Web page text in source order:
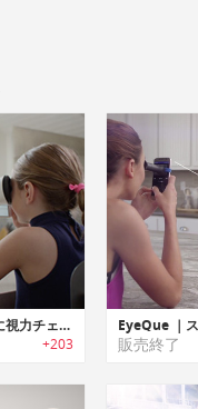
EyeQue Insight｜簡単に視力チェック可能な家庭用視力テスター「アイキューインサイト」
+203 販売終了